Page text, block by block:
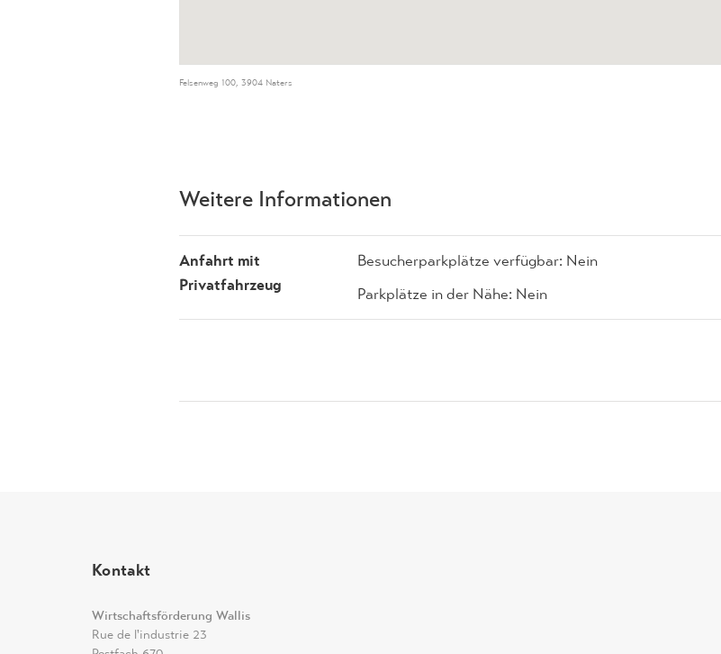
Felsenweg 100, 3904 Naters
Weitere Informationen
Anfahrt mit
Privatfahrzeug
Besucherparkplätze verfügbar: Nein
Parkplätze in der Nähe: Nein
Kontakt
Wirtschaftsförderung Wallis
Rue de l'industrie 23